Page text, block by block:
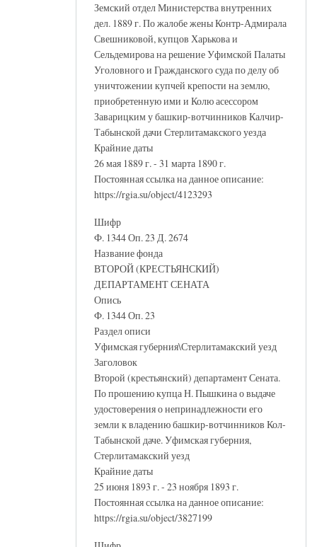
Земский отдел Министерства внутренних
дел. 1889 г. По жалобе жены Контр-Адмирала
Свешниковой, купцов Харькова и
Сельдемирова на решение Уфимской Палаты
Уголовного и Гражданского суда по делу об
уничтожении купчей крепости на землю,
приобретенную ими и Колю асессором
Заварицким у башкир-вотчинников Калчир-
Табынской дачи Стерлитамакского уезда
Крайние даты
26 мая 1889 г. - 31 марта 1890 г.
Постоянная ссылка на данное описание:
https://rgia.su/object/4123293
Шифр
Ф. 1344 Оп. 23 Д. 2674
Название фонда
ВТОРОЙ (КРЕСТЬЯНСКИЙ)
ДЕПАРТАМЕНТ СЕНАТА
Опись
Ф. 1344 Оп. 23
Раздел описи
Уфимская губерния\Стерлитамакский уезд
Заголовок
Второй (крестьянский) департамент Сената.
По прошению купца Н. Пышкина о выдаче
удостоверения о непринадлежности его
земли к владению башкир-вотчинников Кол-
Табынской даче. Уфимская губерния,
Стерлитамакский уезд
Крайние даты
25 июня 1893 г. - 23 ноября 1893 г.
Постоянная ссылка на данное описание:
https://rgia.su/object/3827199